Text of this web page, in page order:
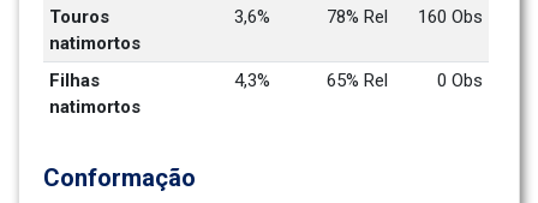
Touros
natimortos
3,6% 78% Rel 160 Obs
Filhas
natimortos
4,3% 65% Rel 0 Obs
Conformação